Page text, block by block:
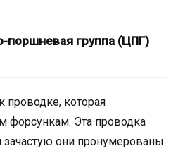
поршневая группа (ЦПГ)
проводке, которая
форсункам. Эта проводка
они пронумерованы.